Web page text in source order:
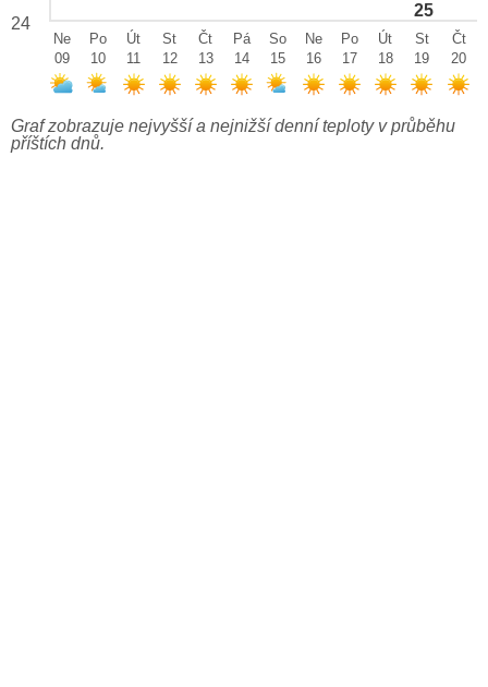
25
24
Ne
09
Po
10
Út
11
St
12
Čt
13
Pá
14
So
15
Ne
16
Po
17
Út
18
St
19
Čt
20
Graf zobrazuje nejvyšší a nejnižší denní teploty v průběhu
příštích dnů.